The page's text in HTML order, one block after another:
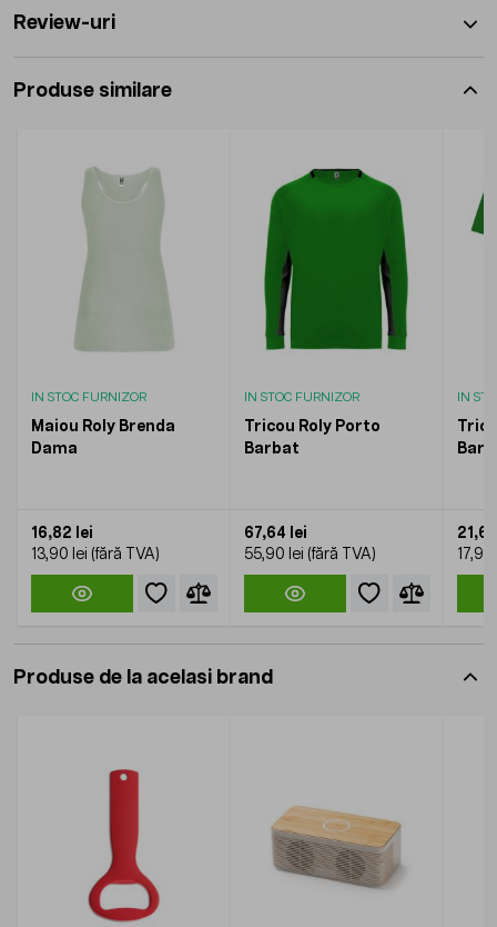
Review-uri
Produse similare
IN STOC FURNIZOR
Maiou Roly Brenda
Dama
16,82 lei
13,90 lei
IN STOC FURNIZOR
Tricou Roly Porto
Barbat
67,64 lei
55,90 lei
IN
17,90
Produse de la acelasi brand